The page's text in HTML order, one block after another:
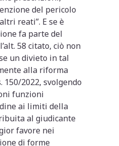
del pericolo
reati”. E se è
fa parte del
58 citato, ciò non
un divieto in tal
alla riforma
2022, svolgendo
funzioni
ai limiti della
al giudicante
favore nei
di forme